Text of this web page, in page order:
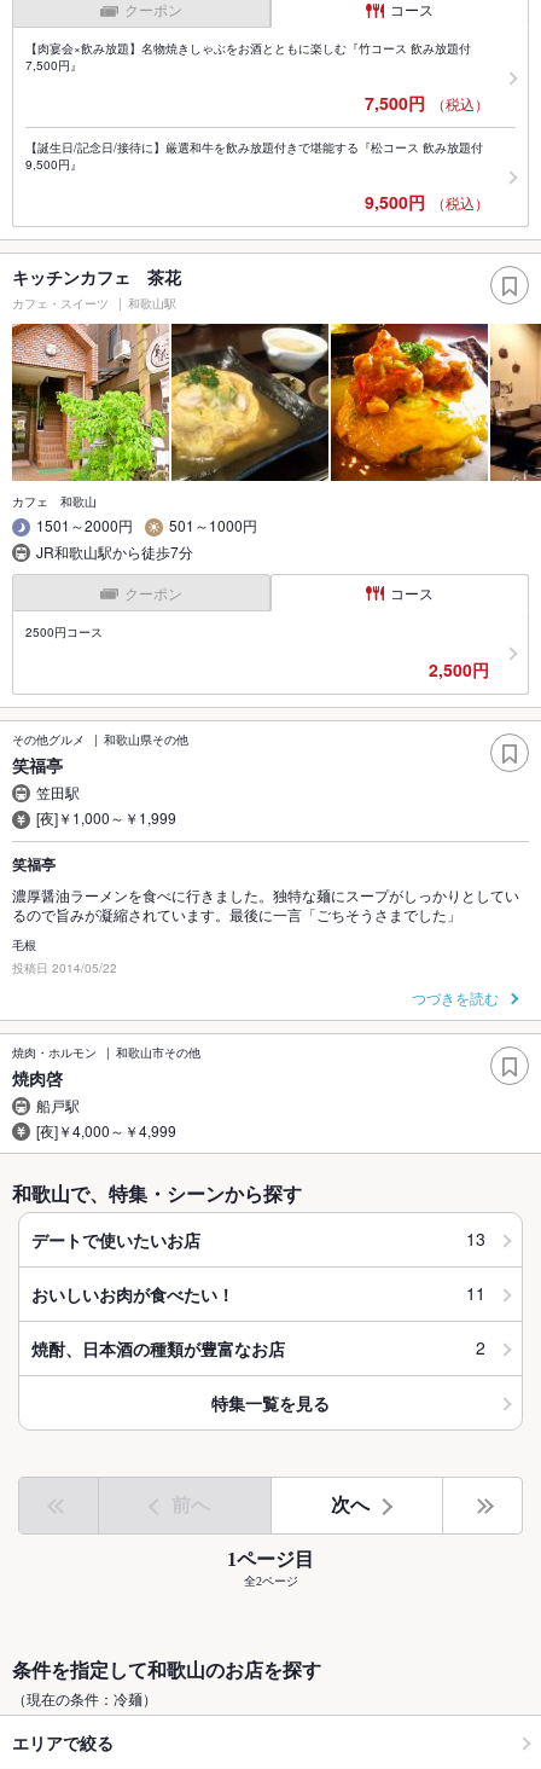
クーポン コース
【肉宴会×飲み放題】名物焼きしゃぶをお酒とともに楽しむ『竹コース 飲み放題付
7,500円』
7,500円 （税込）
【誕生日/記念日/接待に】厳選和牛を飲み放題付きで堪能する『松コース 飲み放題付
9,500円』
9,500円 （税込）
キッチンカフェ 茶花
カフェ・スイーツ 和歌山駅
カフェ 和歌山
1501～2000円
501～1000円
JR和歌山駅から徒歩7分
クーポン コース
2500円コース
2,500円
その他グルメ 和歌山県その他
笑福亭
笠田駅
[夜]￥1,000～￥1,999
笑福亭
濃厚醤油ラーメンを食べに行きました。独特な麺にスープがしっかりとしてい
るので旨みが凝縮されています。最後に一言「ごちそうさまでした」
毛根
投稿日 2014/05/22
つづきを読む
焼肉・ホルモン 和歌山市その他
焼肉啓
船戸駅
[夜]￥4,000～￥4,999
和歌山で、特集・シーンから探す
デートで使いたいお店 13
おいしいお肉が食べたい！ 11
焼酎、日本酒の種類が豊富なお店 2
特集一覧を見る
前へ 次へ
1ページ目
全2ページ
条件を指定して和歌山のお店を探す
（現在の条件：冷麺）
エリアで絞る